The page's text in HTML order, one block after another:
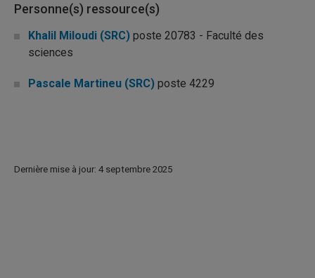
Personne(s) ressource(s)
Khalil Miloudi (SRC) poste 20783 - Faculté des
sciences
Pascale Martineu (SRC) poste 4229
Dernière mise à jour: 4 septembre 2025